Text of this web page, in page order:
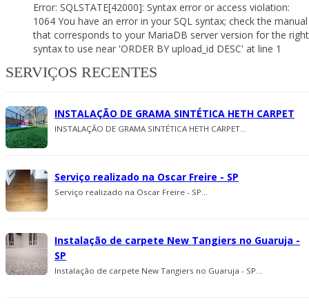
Error: SQLSTATE[42000]: Syntax error or access violation:
1064 You have an error in your SQL syntax; check the manual
that corresponds to your MariaDB server version for the right
syntax to use near 'ORDER BY upload_id DESC' at line 1
SERVIÇOS RECENTES
INSTALAÇÃO DE GRAMA SINTÉTICA HETH CARPET
INSTALAÇÃO DE GRAMA SINTÉTICA HETH CARPET...
Serviço realizado na Oscar Freire - SP
Serviço realizado na Oscar Freire - SP...
Instalação de carpete New Tangiers no Guaruja -
SP
Instalação de carpete New Tangiers no Guaruja - SP...